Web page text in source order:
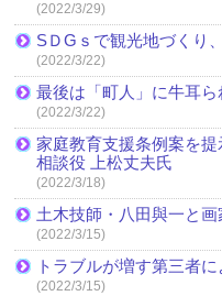
(2022/3/29)
SＤGｓで観光地づくり
(2022/3/22)
最後は「町人」に牛耳
(2022/3/22)
家庭教育支援条例案を
相談役 上松丈夫氏
(2022/3/18)
土木技師・八田與一と
(2022/3/15)
トラブルが増す第三者
(2022/3/15)